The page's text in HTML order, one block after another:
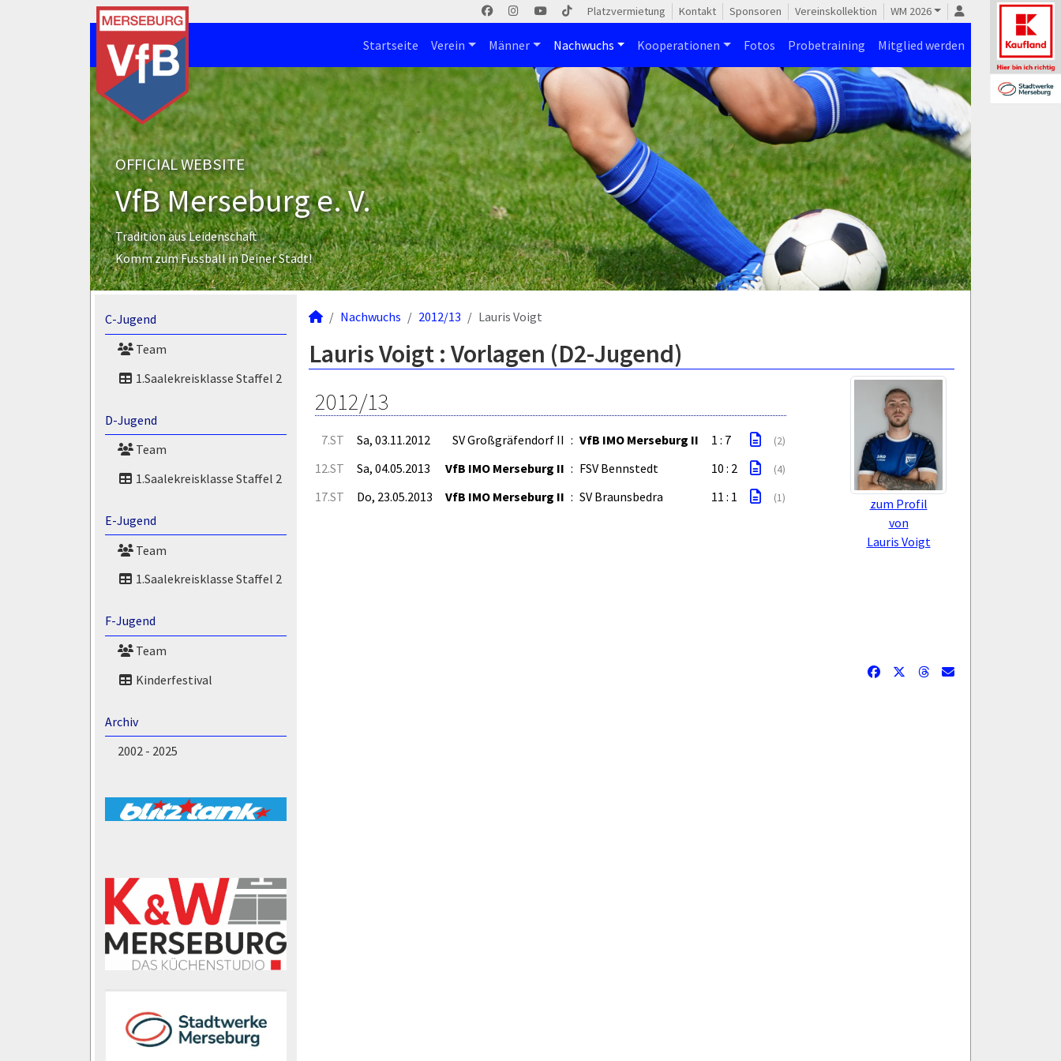
Platzvermietung Kontakt Sponsoren Vereinskollektion WM 2026
Startseite Verein Männer Nachwuchs Kooperationen Fotos Probetraining Mitglied werden
OFFICIAL WEBSITE
VfB Merseburg e. V.
Tradition aus Leidenschaft
Komm zum Fussball in Deiner Stadt!
C-Jugend
Team
1.Saalekreisklasse Staffel 2
D-Jugend
Team
1.Saalekreisklasse Staffel 2
E-Jugend
Team
1.Saalekreisklasse Staffel 2
F-Jugend
Team
Kinderfestival
Archiv
2002 - 2025
Nachwuchs 2012/13 Lauris Voigt
Lauris Voigt : Vorlagen (D2-Jugend)
zum Profil
von
Lauris Voigt
2012/13
7.ST Sa, 03.11.2012 SV Großgräfendorf II : VfB IMO Merseburg II 1 : 7 (2)
12.ST Sa, 04.05.2013 VfB IMO Merseburg II : FSV Bennstedt 10 : 2 (4)
17.ST Do, 23.05.2013 VfB IMO Merseburg II : SV Braunsbedra 11 : 1 (1)